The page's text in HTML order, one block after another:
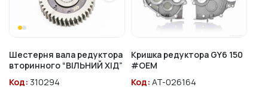
Шестерня вала редуктора
вторинного “ВІЛЬНИЙ ХІД”
Код: 310294
Кришка редуктора GY6 150
#OEM
Код: AT-026164